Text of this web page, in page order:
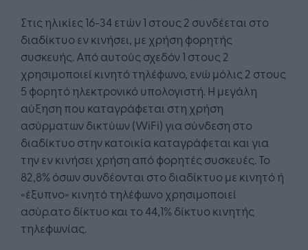
Στις ηλικίες 16-34 ετών 1 στους 2 συνδέεται στο
διαδίκτυο εν κινήσει, με χρήση φορητής
συσκευής. Από αυτούς σχεδόν 1 στους 2
χρησιμοποιεί κινητό τηλέφωνο, ενώ μόλις 2 στους
5 φορητό ηλεκτρονικό υπολογιστή. Η μεγάλη
αύξηση που καταγράφεται στη χρήση
ασύρματων δικτύων (WiFi) για σύνδεση στο
διαδίκτυο στην κατοικία καταγράφεται και για
την εν κινήσει χρήση από φορητές συσκευές. Το
82,8% όσων συνδέονται στο διαδίκτυο με κινητό ή
«έξυπνο» κινητό τηλέφωνο χρησιμοποιεί
ασύρ.ατο δίκτυο και το 44,1% δίκτυο κινητής
τηλεφωνίας.